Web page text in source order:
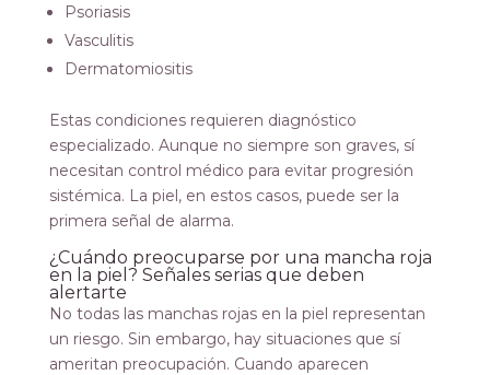
Psoriasis
Vasculitis
Dermatomiositis
Estas condiciones requieren diagnóstico
especializado. Aunque no siempre son graves, sí
necesitan control médico para evitar progresión
sistémica. La piel, en estos casos, puede ser la
primera señal de alarma.
¿Cuándo preocuparse por una mancha roja
en la piel? Señales serias que deben
alertarte
No todas las manchas rojas en la piel representan
un riesgo. Sin embargo, hay situaciones que sí
ameritan preocupación. Cuando aparecen